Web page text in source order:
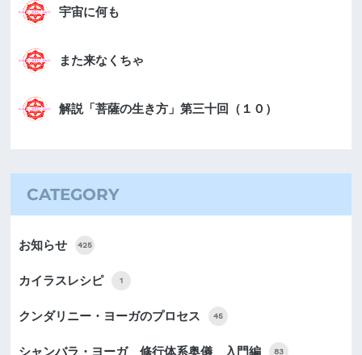
宇宙に何も
また来なくちゃ
解説「菩薩の生き方」第三十回（１０）
CATEGORY
お知らせ 425
カイラスレシピ 1
クンダリニー・ヨーガのプロセス 45
シャンバラ・ヨーガ 修行体系奥儀 入門編 83